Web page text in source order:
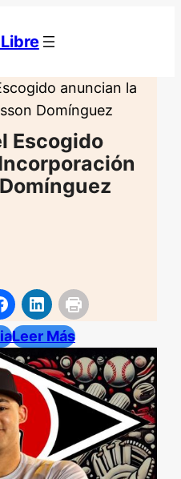
anuncian la
Domínguez
Escogido
Leer Más